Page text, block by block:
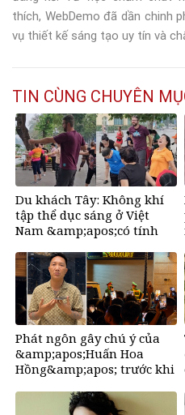
thích, WebDemo đã dần chinh
vụ thiết kế sáng tạo uy tín và
TIN CÙNG CHUYÊN
Du khách Tây: Không khí
tập thể dục sáng ở Việt
Nam &amp;apos;có tính
cao&amp;apos;
Phát ngôn gây chú ý của
&amp;apos;Huấn Hoa
Hồng&amp;apos; trước khi